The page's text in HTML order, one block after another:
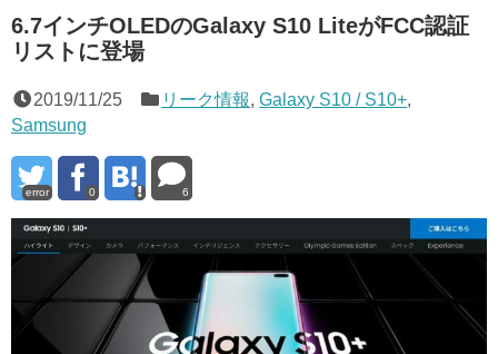
6.7インチOLEDのGalaxy S10 LiteがFCC認証
リストに登場
2019/11/25 リーク情報,Galaxy S10 / S10+,
Samsung
error 0 6